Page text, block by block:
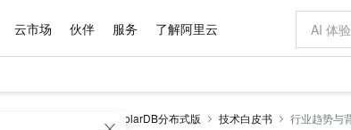
云市场 伙伴 服务 了解阿里云
云原生数据库PolarDB分布式版 技术白皮书 行业趋势与
AI 特惠 AI
价格计算器
自助选配和估算价格
配
数据与 API 基
成为产品伙伴 产
企业增值服务 阿
最佳实践 市